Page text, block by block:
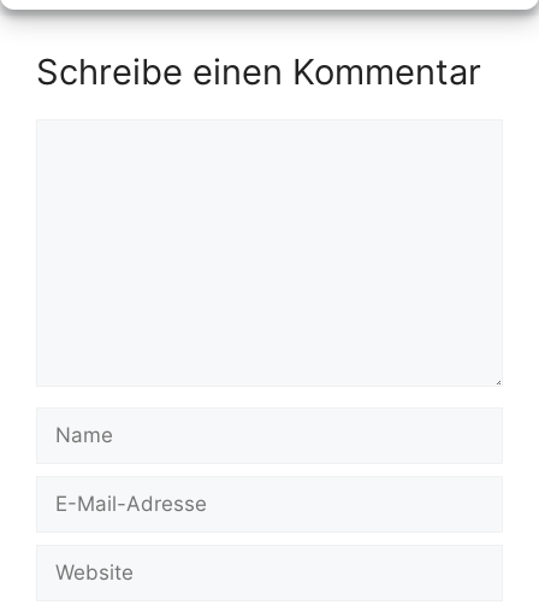
Schreibe einen Kommentar
Name
Website